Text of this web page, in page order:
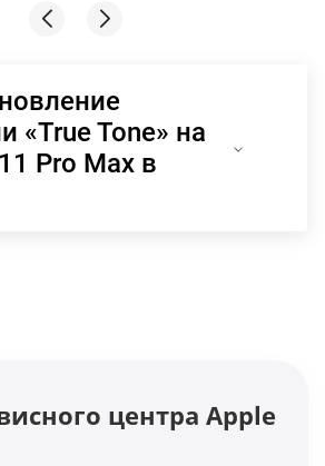
«True Tone» на
Pro Max в
центра Apple